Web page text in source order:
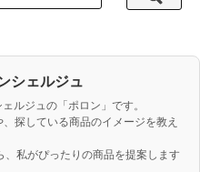
シェルジュ
ルジュの「ポロン」です。
探している商品のイメージを教え
、私がぴったりの商品を提案します